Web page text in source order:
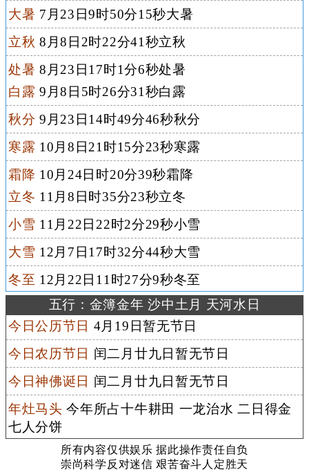
大暑 7月23日9时50分15秒大暑
立秋 8月8日2时22分41秒立秋
处暑 8月23日17时1分6秒处暑
白露 9月8日5时26分31秒白露
秋分 9月23日14时49分46秒秋分
寒露 10月8日21时15分23秒寒露
霜降 10月24日时20分39秒霜降
立冬 11月8日时35分23秒立冬
小雪 11月22日22时2分29秒小雪
大雪 12月7日17时32分44秒大雪
冬至 12月22日11时27分9秒冬至
五行：金簿金年 沙中土月 天河水日
今日公历节日 4月19日暂无节日
今日农历节日 闰二月廿九日暂无节日
今日神佛诞日 闰二月廿九日暂无节日
年灶马头 今年所占十牛耕田 一龙治水 二日得金
七人分饼
所有内容仅供娱乐 据此操作责任自负
崇尚科学反对迷信 艰苦奋斗人定胜天